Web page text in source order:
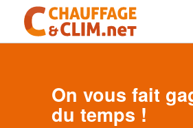
On vous fait
du temps !